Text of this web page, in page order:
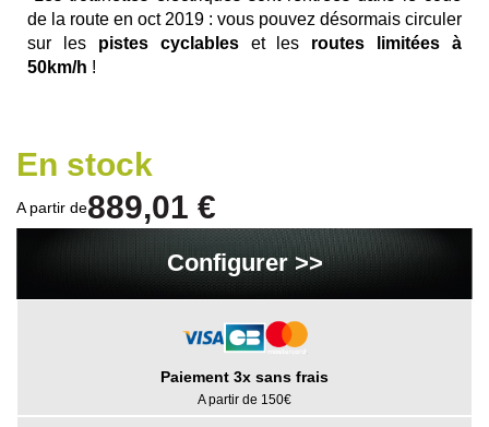
de la route en oct 2019 : vous pouvez désormais circuler
sur les
pistes cyclables et les
routes limitées à
50km/h !
En stock
A partir de889,01 €
Configurer >>
Paiement 3x sans frais
A partir de 150€